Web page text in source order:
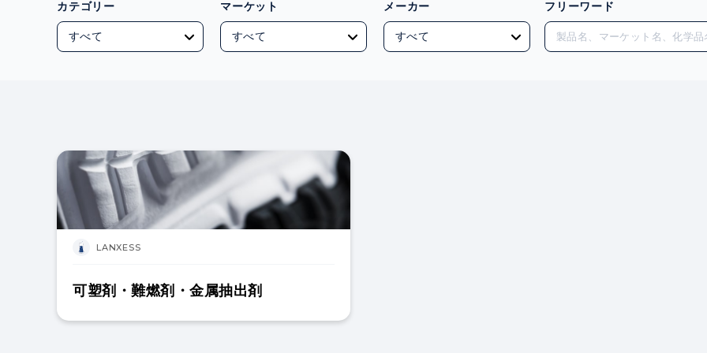
カテゴリー マーケット メーカー フリーワード
LANXESS
可塑剤・難燃剤・金属抽出剤